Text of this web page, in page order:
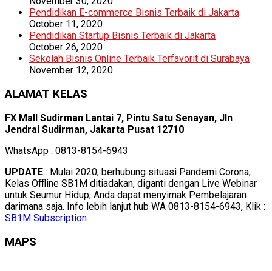
Pendidikan E-commerce Bisnis Terbaik di Jakarta
October 11, 2020
Pendidikan Startup Bisnis Terbaik di Jakarta
October 26, 2020
Sekolah Bisnis Online Terbaik Terfavorit di Surabaya
November 12, 2020
ALAMAT KELAS
FX Mall Sudirman Lantai 7, Pintu Satu Senayan, Jln
Jendral Sudirman, Jakarta Pusat 12710
WhatsApp : 0813-8154-6943
UPDATE : Mulai 2020, berhubung situasi Pandemi Corona,
Kelas Offline SB1M ditiadakan, diganti dengan Live Webinar
untuk Seumur Hidup, Anda dapat menyimak Pembelajaran
darimana saja. Info lebih lanjut hub WA 0813-8154-6943, Klik :
SB1M Subscription
MAPS